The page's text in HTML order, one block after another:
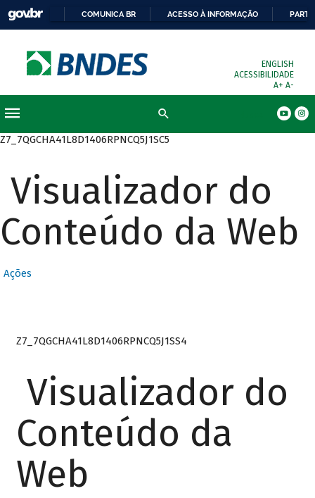
COMUNICA BR ACESSO À INFORMAÇÃO
ENGLISH
ACESSIBILIDADE
A+ A-
Z7_7QGCHA41L8D1406RPNCQ5J1SC5
Visualizador do
Conteúdo da Web
Ações
Z7_7QGCHA41L8D1406RPNCQ5J1SS4
Visualizador do
Conteúdo da
Web